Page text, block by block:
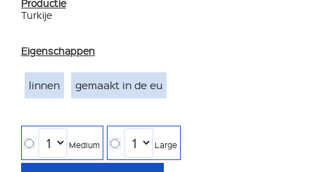
Productie
Turkije
Eigenschappen
linnen gemaakt in de eu
Medium Large